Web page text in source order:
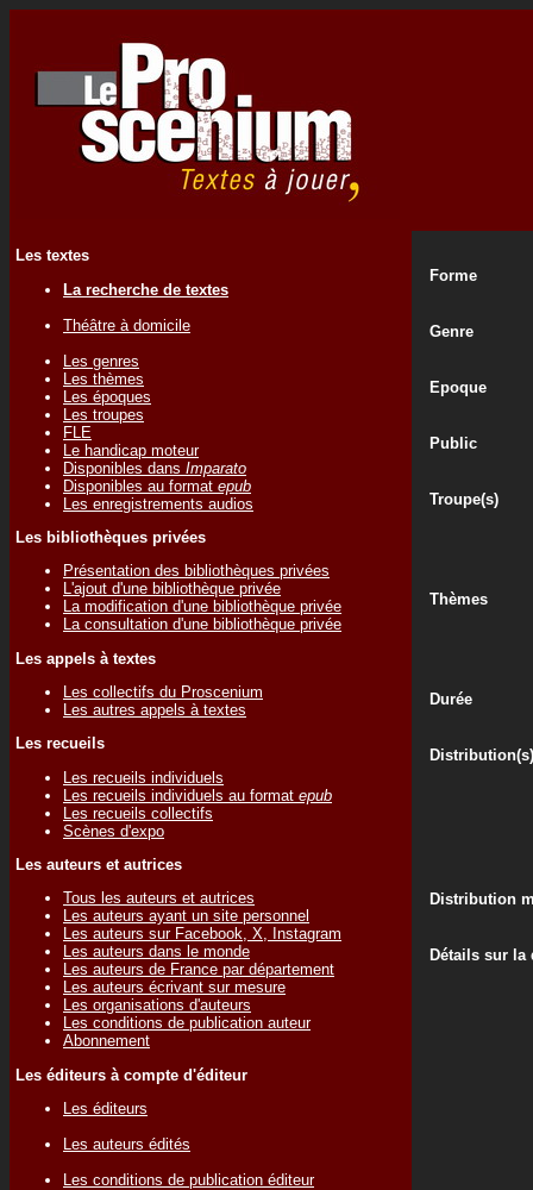
Les textes
La recherche de textes
Théâtre à domicile
Les genres
Les thèmes
Les époques
Les troupes
FLE
Le handicap moteur
Disponibles dans Imparato
Disponibles au format epub
Les enregistrements audios
Les bibliothèques privées
Présentation des bibliothèques privées
L'ajout d'une bibliothèque privée
La modification d'une bibliothèque privée
La consultation d'une bibliothèque privée
Les appels à textes
Les collectifs du Proscenium
Les autres appels à textes
Les recueils
Les recueils individuels
Les recueils individuels au format epub
Les recueils collectifs
Scènes d'expo
Les auteurs et autrices
Tous les auteurs et autrices
Les auteurs ayant un site personnel
Les auteurs sur Facebook, X, Instagram
Les auteurs dans le monde
Les auteurs de France par département
Les auteurs écrivant sur mesure
Les organisations d'auteurs
Les conditions de publication auteur
Abonnement
Les éditeurs à compte d'éditeur
Les éditeurs
Les auteurs édités
Les conditions de publication éditeur
Forme
Genre
Epoque
Public
Troupe(s)
Thèmes
Durée
Distribution(s)
Distribution
Détails sur